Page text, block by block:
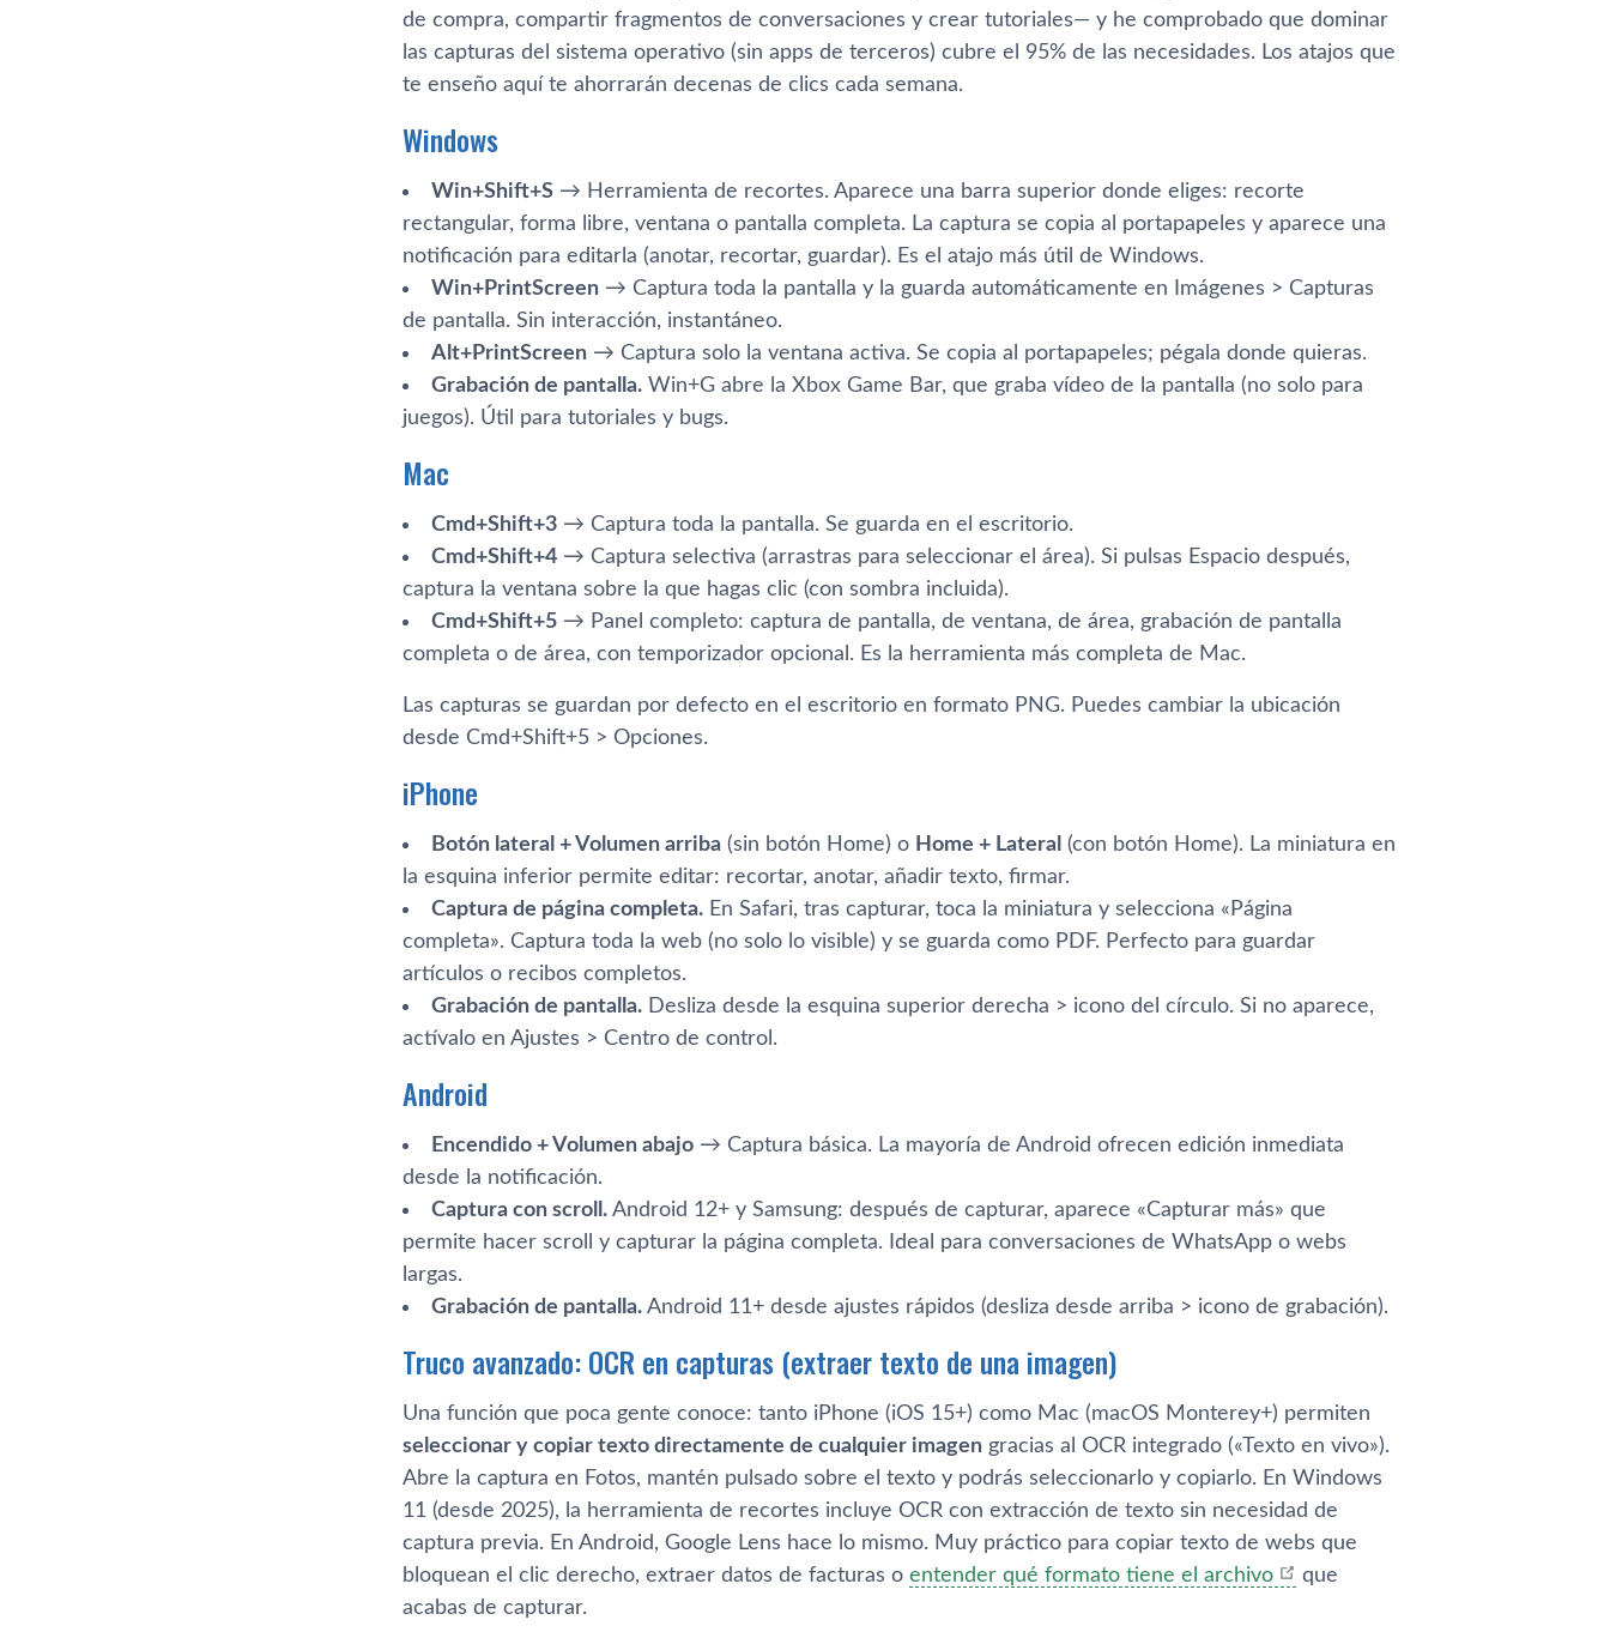
de compra, compartir fragmentos de conversaciones y crear tutoriales— y he comprobado que dominar
las capturas del sistema operativo (sin apps de terceros) cubre el 95% de las necesidades. Los atajos que
te enseño aquí te ahorrarán decenas de clics cada semana.
Windows
Win+Shift+S → Herramienta de recortes. Aparece una barra superior donde eliges: recorte
rectangular, forma libre, ventana o pantalla completa. La captura se copia al portapapeles y aparece una
notificación para editarla (anotar, recortar, guardar). Es el atajo más útil de Windows.
Win+PrintScreen → Captura toda la pantalla y la guarda automáticamente en Imágenes > Capturas
de pantalla. Sin interacción, instantáneo.
Alt+PrintScreen → Captura solo la ventana activa. Se copia al portapapeles; pégala donde quieras.
Grabación de pantalla. Win+G abre la Xbox Game Bar, que graba vídeo de la pantalla (no solo para
juegos). Útil para tutoriales y bugs.
Mac
Cmd+Shift+3 → Captura toda la pantalla. Se guarda en el escritorio.
Cmd+Shift+4 → Captura selectiva (arrastras para seleccionar el área). Si pulsas Espacio después,
captura la ventana sobre la que hagas clic (con sombra incluida).
Cmd+Shift+5 → Panel completo: captura de pantalla, de ventana, de área, grabación de pantalla
completa o de área, con temporizador opcional. Es la herramienta más completa de Mac.
Las capturas se guardan por defecto en el escritorio en formato PNG. Puedes cambiar la ubicación
desde Cmd+Shift+5 > Opciones.
iPhone
Botón lateral + Volumen arriba (sin botón Home) o Home + Lateral (con botón Home). La miniatura en
la esquina inferior permite editar: recortar, anotar, añadir texto, firmar.
Captura de página completa. En Safari, tras capturar, toca la miniatura y selecciona «Página
completa». Captura toda la web (no solo lo visible) y se guarda como PDF. Perfecto para guardar
artículos o recibos completos.
Grabación de pantalla. Desliza desde la esquina superior derecha > icono del círculo. Si no aparece,
actívalo en Ajustes > Centro de control.
Android
Encendido + Volumen abajo → Captura básica. La mayoría de Android ofrecen edición inmediata
desde la notificación.
Captura con scroll. Android 12+ y Samsung: después de capturar, aparece «Capturar más» que
permite hacer scroll y capturar la página completa. Ideal para conversaciones de WhatsApp o webs
largas.
Grabación de pantalla. Android 11+ desde ajustes rápidos (desliza desde arriba > icono de grabación).
Truco avanzado: OCR en capturas (extraer texto de una imagen)
Una función que poca gente conoce: tanto iPhone (iOS 15+) como Mac (macOS Monterey+) permiten
seleccionar y copiar texto directamente de cualquier imagen gracias al OCR integrado («Texto en vivo»).
Abre la captura en Fotos, mantén pulsado sobre el texto y podrás seleccionarlo y copiarlo. En Windows
11 (desde 2025), la herramienta de recortes incluye OCR con extracción de texto sin necesidad de
captura previa. En Android, Google Lens hace lo mismo. Muy práctico para copiar texto de webs que
bloquean el clic derecho, extraer datos de facturas o entender qué formato tiene el archivo
que
acabas de capturar.